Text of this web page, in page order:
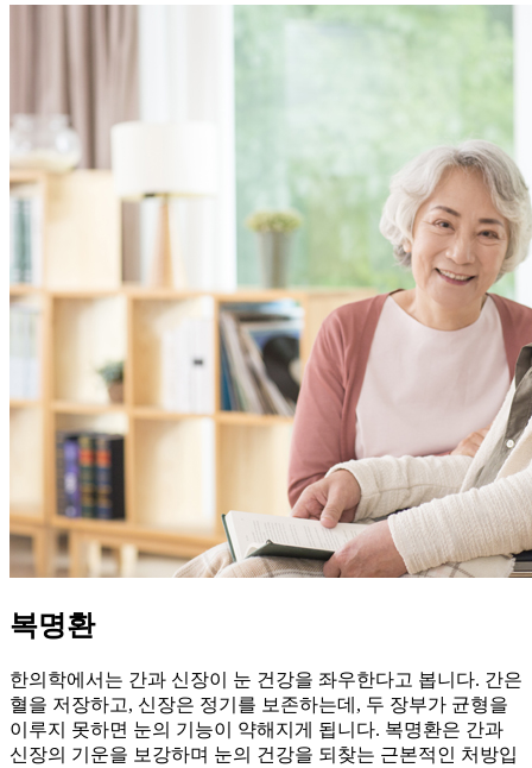
복명환
한의학에서는 간과 신장이 눈 건강을 좌우한다고 봅니다. 간은
혈을 저장하고, 신장은 정기를 보존하는데, 두 장부가 균형을
이루지 못하면 눈의 기능이 약해지게 됩니다. 복명환은 간과
신장의 기운을 보강하며 눈의 건강을 되찾는 근본적인 처방입